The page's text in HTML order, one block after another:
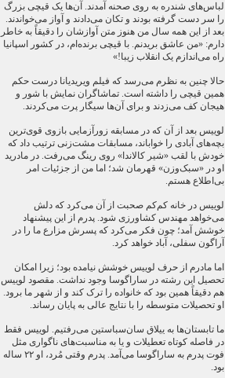
لباس‌های شندره به روی صحنه آمدند. آن‌ها یک قیچی بزرگ
را سر دست گرفته بودند و تکان می‌دادند و آواز می‌خواندند.
بعد از این همه سال من هنوز متن آوازشان را دقیقاً به خاطر
دارم: «من عاشق بریدنم. با قیچی برنده‌ام، در کشور اسپانیا
راه می‌اندازم یک انقلاب زیبا!»
حالا چنین به نظرم می‌رسد که فیلم ویریدیانا درست حکم
همین قیچی را داشته است. تماشاگران نمایش با شور و
هیجان کف می‌زدند و برای آن‌ها سیگار پرت می‌کردند.
لوییس بعد از آن که در مسابقه زورآزمایی بازوی قوی‌ترین
بچه‌های آبادی را خواباند، مسابقات مشت‌زنی ترتیب داد که
خودش با لقب «شیر کالاندا» روی رینگ می‌رفت. در مادرید
او در «سبک‌وزن» قهرمان شد؛ اما من از جزئیات امر
بی‌اطلاع هستم.
لوییس در خانه کم‌کم صحبت از آن می‌کرد که دلش
می‌خواهد مهندس کشاورزی شود. پدرم از این پیشنهاد
خوشش آمد؛ چون فکر می‌کرد که پسرش مزارع ما را در
آراگون سفلی، آباد خواهد کرد.
اما مادرم از حرف لوییس خوشش نیامده بود؛ زیرا امکان
تحصیل این رشته در ساراگوسا وجود نداشت. مقصود لوییس
هم دقیقاً همین بود که خانواده را ترک کند و از شهر ما برود.
او تحصیلات متوسطه را با نتایج عالی به پایان رساند.
ما تابستان‌ها به ییلاق سان‌سباستین می‌رفتیم. لوییس فقط
در فاصله کوتاه تعطیلات و یا به مناسبت‌های ناگواری مثل
فوت پدرم به ساراگوسا می‌آمد. پدرم وقتی مُرد، او ۲۲ ساله
بود.